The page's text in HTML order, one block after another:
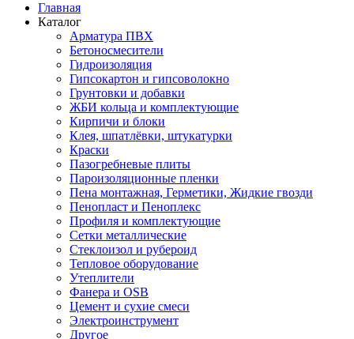
Главная
Каталог
Арматура ПВХ
Бетоносмесители
Гидроизоляция
Гипсокартон и гипсоволокно
Грунтовки и добавки
ЖБИ кольца и комплектующие
Кирпичи и блоки
Клея, шпатлёвки, штукатурки
Краски
Пазогребневые плиты
Пароизоляционные пленки
Пена монтажная, Герметики, Жидкие гвозди
Пенопласт и Пеноплекс
Профиля и комплектующие
Сетки металлические
Стеклоизол и рубероид
Тепловое оборудование
Утеплители
Фанера и OSB
Цемент и сухие смеси
Электроинструмент
Другое